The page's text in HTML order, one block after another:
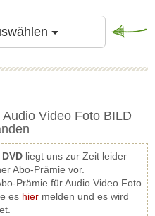
Sammlung auf Vordermann
funktioniert das mit einem
DVD Abonnement mit Prämie.
Toggle
Video Foto BILD
liegt uns zur Zeit leider
Abo-Prämie vor.
Prämie für Audio Video Foto
es hier melden und es wird